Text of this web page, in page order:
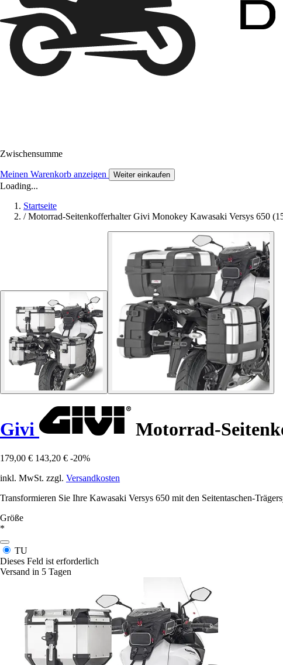
Zwischensumme
Meinen Warenkorb anzeigen Weiter einkaufen
Loading...
Startseite
/ Motorrad-Seitenkofferhalter Givi Monokey Kawasaki Versys 650
Givi Motorrad-
179,00 € 143,20 € -20%
inkl. MwSt. zzgl. Versandkosten
Transformieren Sie Ihre Kawasaki Versys 650 mit den Seitentaschen-
Größe
*
TU
Dieses Feld ist erforderlich
Versand in 5 Tagen